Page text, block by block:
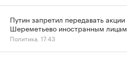
Путин запретил передавать акции
Шереметьево иностранным лицам
Политика, 17:43